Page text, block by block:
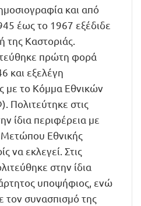
και από
έως το 1967 εξέδιδε
Καστοριάς.
πρώτη φορά
και εξελέγη
με το Κόμμα Εθνικών
στις
ίδια περιφέρεια με
Εθνικής
να εκλεγεί. Στις
στην ίδια
υποψήφιος, ενώ
τον συνασπισμό της